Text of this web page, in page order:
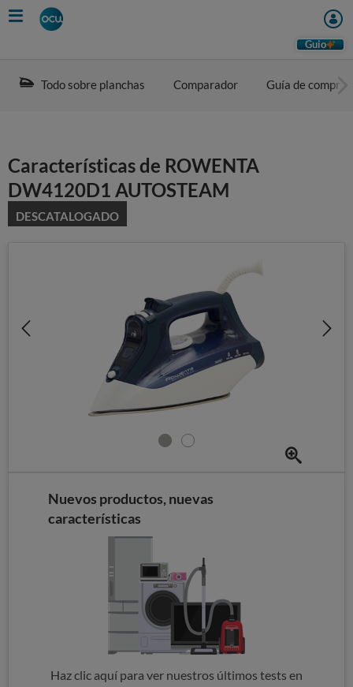
Skip
to
Guio
Todo sobre planchas Comparador Guía de compra
Características de ROWENTA
DW4120D1 AUTOSTEAM
DESCATALOGADO
Nuevos productos, nuevas
características
Haz clic aquí para ver nuestros últimos tests en